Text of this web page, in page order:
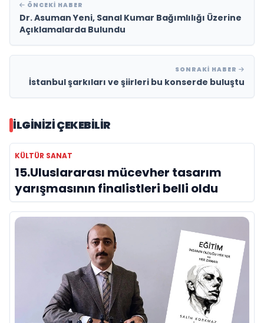
ÖNCEKI HABER
Dr. Asuman Yeni, Sanal Kumar Bağımlılığı Üzerine
Açıklamalarda Bulundu
SONRAKI HABER
İstanbul şarkıları ve şiirleri bu konserde buluştu
İLGINIZI ÇEKEBILIR
KÜLTÜR SANAT
15.Uluslararası mücevher tasarım
yarışmasının finalistleri belli oldu